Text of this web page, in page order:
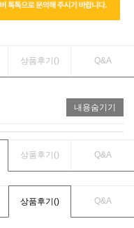
상품후기() Q&A
내용숨기기
상품후기() Q&A
상품후기() Q&A